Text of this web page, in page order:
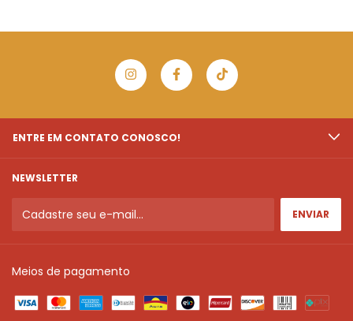
ENTRE EM CONTATO CONOSCO!
NEWSLETTER
Meios de pagamento